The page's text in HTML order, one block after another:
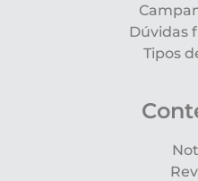
Dúvidas
Tipos